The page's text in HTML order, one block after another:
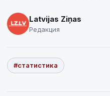
Latvijas Ziņas
Редакция
#статистика